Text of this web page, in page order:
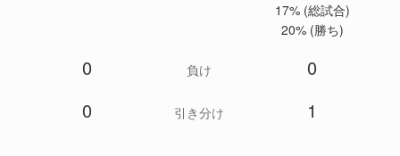
17% (総試合)
20% (勝ち)
0 負け
0
0
引き分け 1